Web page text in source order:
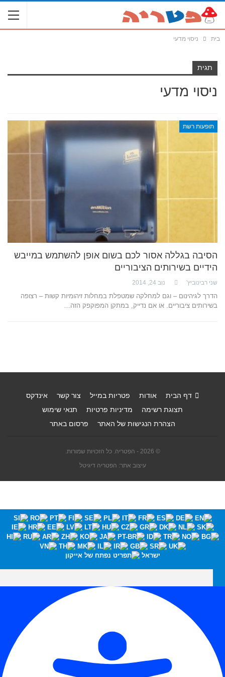
בית ניסוי מדעי
תגית
ניסוי מדעי
תופעות רשת
הסיבה בגללה אסור לכם בשום אופן להשתמש במייבש
הידיים בשירותים הציבוריים
שני רבינוביץ' נוב 24, 2014
הדרך לגיהינום – וגם למחלקה שמטפלת במחלות זיהומיות קשות – רצופה
בשירותים ציבוריים. או אם נדייק, במתקן המפוקפק הזה…
דף הבית אודות פטריות במייל צור קשר
אינדקס
תצוגת רשימה
מדיניות פרטיות
תנאי שימוש
הצהרת הנגישות של האתר
פרסום באתר
© 2026 - הפטריה. כל הזכויות שמורות.
עיצוב אתר: הפטריה דיגיטל
ישראל